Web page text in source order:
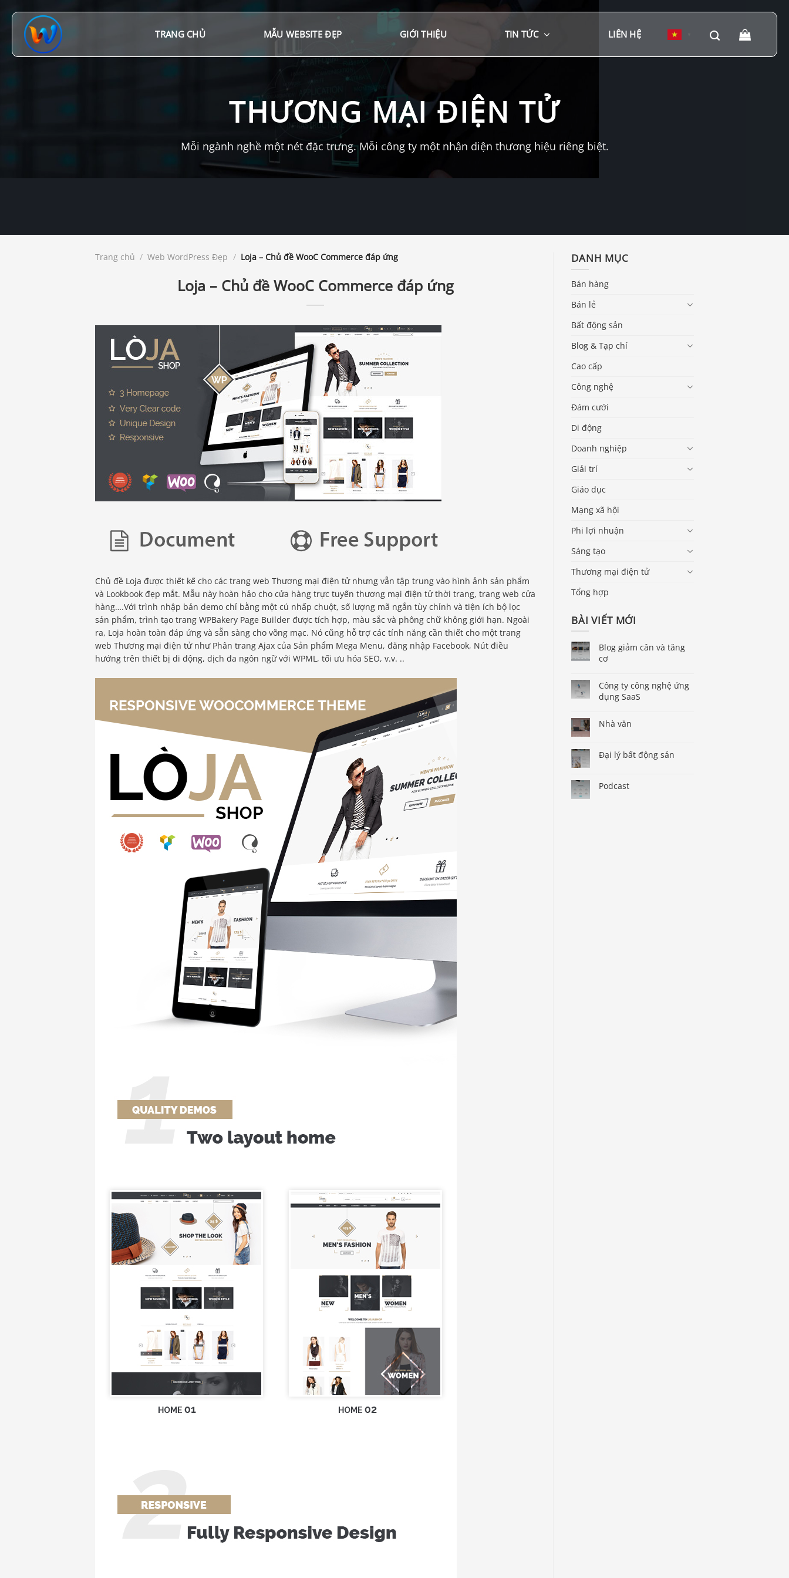
đến
TRANG CHỦ MẪU WEBSITE ĐẸP GIỚI THIỆU TIN TỨC LIÊN HỆ
THƯƠNG MẠI ĐIỆN TỬ
Mỗi ngành nghề một nét đặc trưng. Mỗi công ty một nhận diện thương hiệu riêng biệt.
Trang chủ / Web WordPress Đẹp / Loja – Chủ đề WooC Commerce đáp ứng
Loja – Chủ đề WooC Commerce đáp ứng
Chủ đề Loja được thiết kế cho các trang web Thương mại điện tử nhưng vẫn tập trung vào hình ảnh sản phẩm
và Lookbook đẹp mắt. Mẫu này hoàn hảo cho cửa hàng trực tuyến thương mại điện tử thời trang, trang web cửa
hàng….Với trình nhập bản demo chỉ bằng một cú nhấp chuột, số lượng mã ngắn tùy chỉnh và tiện ích bộ lọc
sản phẩm, trình tạo trang WPBakery Page Builder được tích hợp, màu sắc và phông chữ không giới hạn. Ngoài
ra, Loja hoàn toàn đáp ứng và sẵn sàng cho võng mạc. Nó cũng hỗ trợ các tính năng cần thiết cho một trang
web Thương mại điện tử như Phân trang Ajax của Sản phẩm Mega Menu, đăng nhập Facebook, Nút điều
hướng trên thiết bị di động, dịch đa ngôn ngữ với WPML, tối ưu hóa SEO, v.v. ..
DANH MỤC
Bán hàng
Bán lẻ
Bất động sản
Blog & Tạp chí
Cao cấp
Công nghệ
Đám cưới
Di động
Doanh nghiệp
Giải trí
Giáo dục
Mạng xã hội
Phi lợi nhuận
Sáng tạo
Thương mại điện tử
Tổng hợp
BÀI VIẾT MỚI
Blog giảm cân và tăng
cơ
Công ty công nghệ ứng
dụng SaaS
Nhà văn
Đại lý bất động sản
Podcast